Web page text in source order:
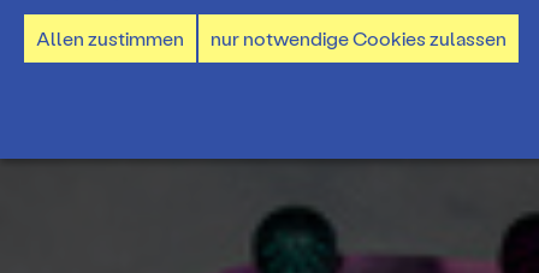
Spielplan
Spielzeiteröffnung
Tickets und Abos
Ticketpreise & Saalplan
Mitmachen
Allen zustimmen nur notwendige Cookies zulassen